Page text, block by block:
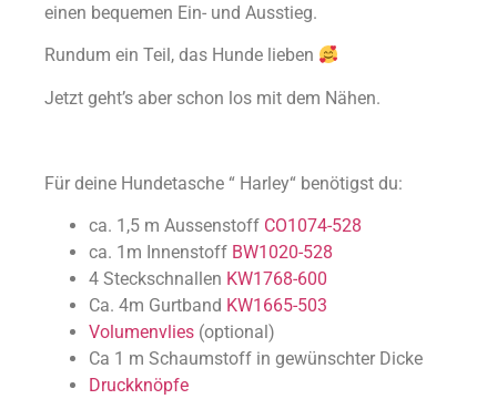
einen bequemen Ein- und Ausstieg.
Rundum ein Teil, das Hunde lieben
Jetzt geht’s aber schon los mit dem Nähen.
Für deine Hundetasche “ Harley“ benötigst du:
ca. 1,5 m Aussenstoff CO1074-528
ca. 1m Innenstoff BW1020-528
4 Steckschnallen KW1768-600
Ca. 4m Gurtband KW1665-503
Volumenvlies (optional)
Ca 1 m Schaumstoff in gewünschter Dicke
Druckknöpfe